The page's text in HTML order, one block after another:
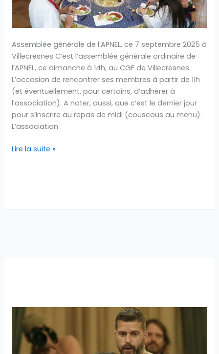
Assemblée générale de l’APNEL, ce 7 septembre 2025 à
Villecresnes C’est l’assemblée générale ordinaire de
l’APNEL, ce dimanche à 14h, au CGF de Villecresnes.
L’occasion de rencontrer ses membres à partir de 11h
(et éventuellement, pour certains, d’adhérer à
l’association). A noter, aussi, que c’est le dernier jour
pour s’inscrire au repas de midi (couscous au menu).
L’association
Lire la suite »
Emprisonnée
pour
avoir
dansé